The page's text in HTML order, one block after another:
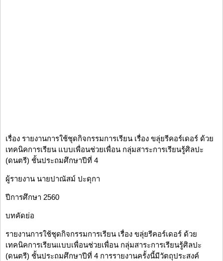
เรื่อง รายงานการใช้ชุดกิจกรรมการเรียน เรื่อง ขลุ่ยรีคอร์เดอร์ ด้วย
เทคนิคการเรียน แบบเพื่อนช่วยเพื่อน กลุ่มสาระการเรียนรู้ศิลปะ
(ดนตรี) ชั้นประถมศึกษาปีที่ 4
ผู้รายงาน นายปาณัสม์ ปะดุกา
ปีการศึกษา 2560
บทคัดย่อ
รายงานการใช้ชุดกิจกรรมการเรียน เรื่อง ขลุ่ยรีคอร์เดอร์ ด้วย
เทคนิคการเรียนแบบเพื่อนช่วยเพื่อน กลุ่มสาระการเรียนรู้ศิลปะ
(ดนตรี) ชั้นประถมศึกษาปีที่ 4 การรายงานครั้งนี้มีวัตถุประสงค์